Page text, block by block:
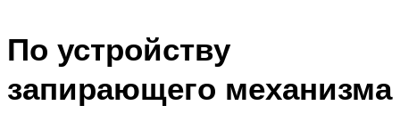
По устройству
запирающего механизма